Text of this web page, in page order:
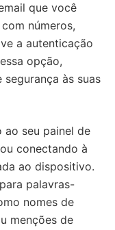
que você
números,
a autenticação
opção,
às suas
seu painel de
conectando à
ao dispositivo.
palavras-
nomes de
menções de